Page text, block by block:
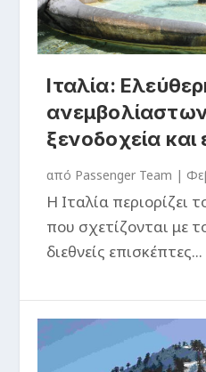
Ιταλία:
ξενοδοχεία και
από Passenger Team |
H Iταλία περιορίζει
που σχετίζονται με
διεθνείς επισκέπτες...